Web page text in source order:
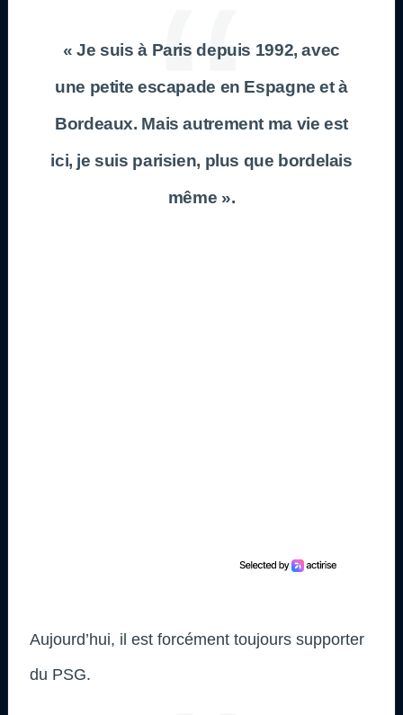
« Je suis à Paris depuis 1992, avec
une petite escapade en Espagne et à
Bordeaux. Mais autrement ma vie est
ici, je suis parisien, plus que bordelais
même ».
Aujourd’hui, il est forcément toujours supporter
du PSG.